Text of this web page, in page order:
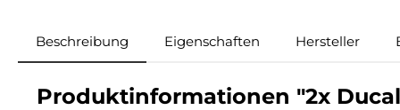
Beschreibung Eigenschaften Hersteller
Produktinformationen "2x